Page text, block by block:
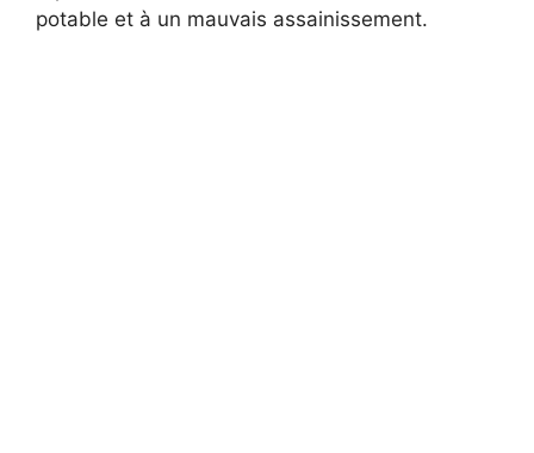
potable et à un mauvais assainissement.